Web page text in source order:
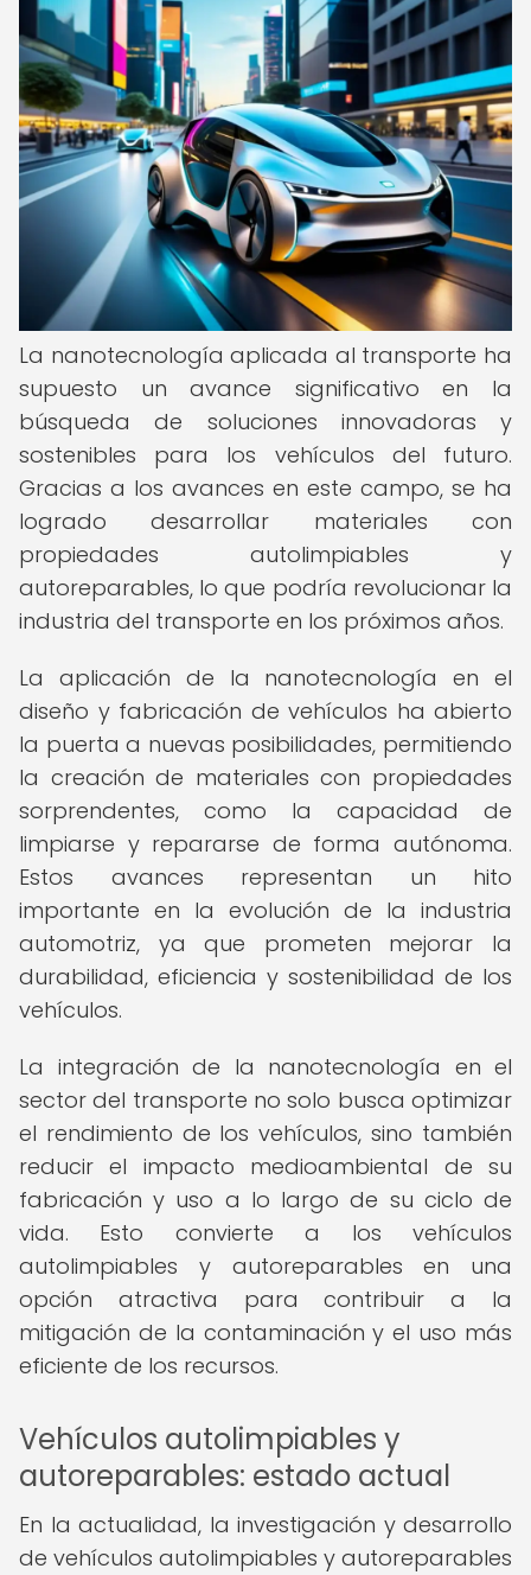
La nanotecnología aplicada al transporte ha
supuesto un avance significativo en la
búsqueda de soluciones innovadoras y
sostenibles para los vehículos del futuro.
Gracias a los avances en este campo, se ha
logrado desarrollar materiales con
propiedades autolimpiables y
autoreparables, lo que podría revolucionar la
industria del transporte en los próximos años.
La aplicación de la nanotecnología en el
diseño y fabricación de vehículos ha abierto
la puerta a nuevas posibilidades, permitiendo
la creación de materiales con propiedades
sorprendentes, como la capacidad de
limpiarse y repararse de forma autónoma.
Estos avances representan un hito
importante en la evolución de la industria
automotriz, ya que prometen mejorar la
durabilidad, eficiencia y sostenibilidad de los
vehículos.
La integración de la nanotecnología en el
sector del transporte no solo busca optimizar
el rendimiento de los vehículos, sino también
reducir el impacto medioambiental de su
fabricación y uso a lo largo de su ciclo de
vida. Esto convierte a los vehículos
autolimpiables y autoreparables en una
opción atractiva para contribuir a la
mitigación de la contaminación y el uso más
eficiente de los recursos.
Vehículos autolimpiables y
autoreparables: estado actual
En la actualidad, la investigación y desarrollo
de vehículos autolimpiables y autoreparables